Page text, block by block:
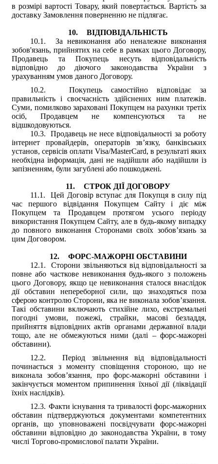
в розмірі вартості Товару, який повертається. Вартість за
доставку Замовлення поверненню не підлягає.
10.
ВІДПОВІДАЛЬНІСТЬ
10.1.
За невиконання або неналежне виконання
зобов'язань, прийнятих на себе в рамках цього Договору,
Продавець та Покупець несуть відповідальність
відповідно до діючого законодавства України з
урахуванням умов даного Договору.
10.2.
Покупець самостійно відповідає за
правильність і своєчасність здійснених ним платежів.
Суми, помилково зараховані Покупцем на рахунки третіх
осіб, Продавцем не компенсуються та не
відшкодовуються.
10.3.
Продавець не несе відповідальності за роботу
інтернет провайдерів, операторів зв’язку, банківських
установ, сервісів оплати Visa/MasterCard, в результаті яких
необхідна інформація, дані не надійшли або надійшли із
запізненням, були загублені або пошкоджені.
11.
СТРОК ДІЇ ДОГОВОРУ
11.1.
Цей Договір вступає для Покупця в силу під
час першого відвідання Покупцем Сайту і діє між
Покупцем та Продавцем протягом усього періоду
використання Покупцем Сайту, але в будь-якому випадку
до повного виконання Сторонами своїх зобов’язань за
цим Договором.
12.
ФОРС-МАЖОРНІ ОБСТАВИНИ
12.1.
Сторони звільняються від відповідальності за
повне або часткове невиконання будь-якого з положень
цього Договору, якщо це невиконання сталося внаслідок
дії обставин непереборної сили, що знаходяться поза
сферою контролю Сторони, яка не виконала зобов’язання.
Такі обставини включають стихійне лихо, екстремальні
погодні умови, пожежі, страйки, масові безладдя,
прийняття відповідних актів органами державної влади
тощо, але не обмежуються ними (далі – форс-мажорні
обставини).
12.2.
Період звільнення від відповідальності
починається з моменту сповіщення стороною, що не
виконала зобов’язання, про форс-мажорні обставини і
закінчується моментом припинення їхньої дії (ліквідації
їхніх наслідків).
12.3. Факти існування та тривалості форс-мажорних
обставин підтверджуються документами компетентних
органів, що уповноважені посвідчувати форс-мажорні
обставини відповідно до законодавства України, в тому
числі Торгово-промислової палати України.